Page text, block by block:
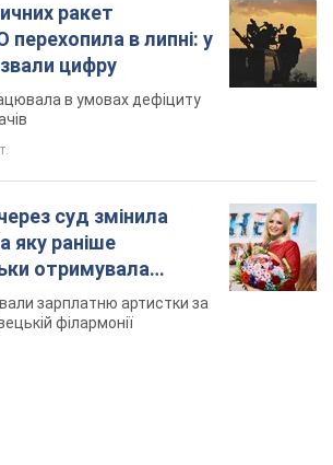
ракет
перехопила в липні: у
цифру
в умовах дефіциту
суд змінила
яку раніше
отримувала
зарплатню артистки за
філармонії